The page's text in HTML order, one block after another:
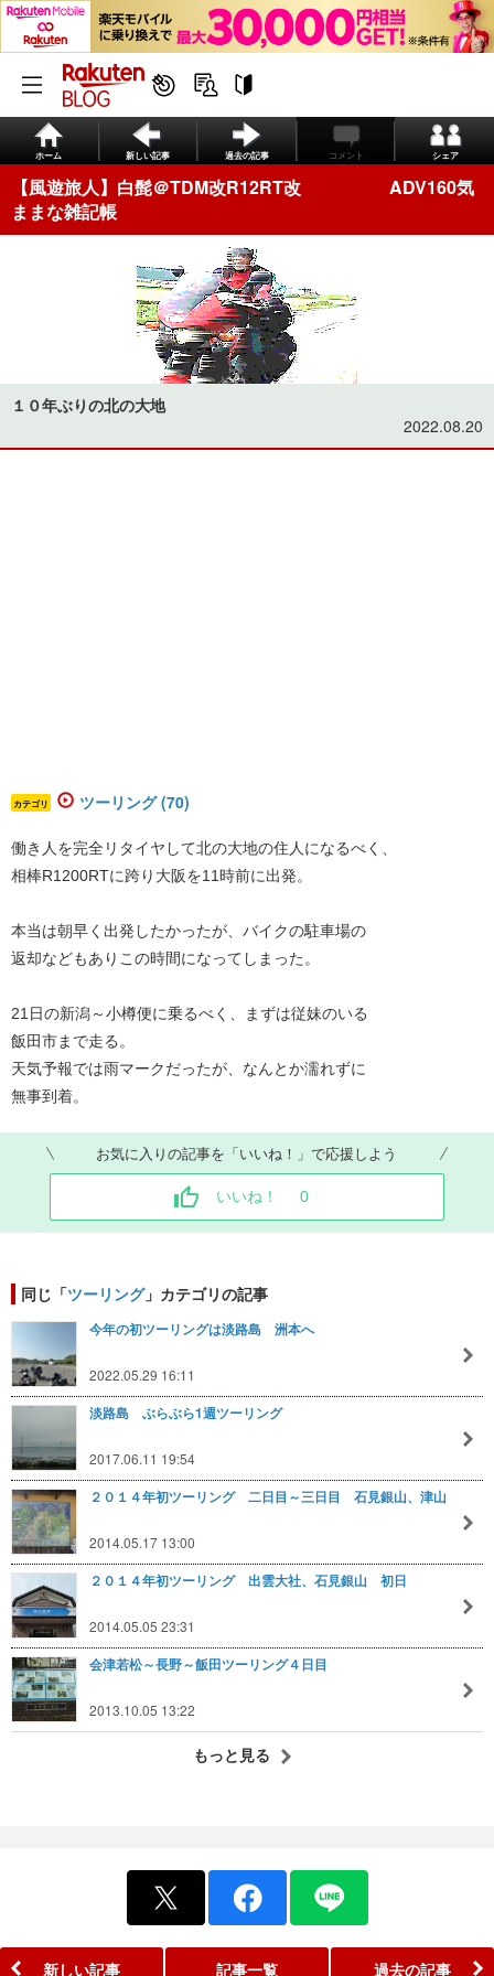
ホーム 新しい記事 過去の記事 コメント シェア
【風遊旅人】白髭＠TDM改R12RT改 ADV160気
ままな雑記帳
１０年ぶりの北の大地
2022.08.20
カテゴリ ツーリング (70)
働き人を完全リタイヤして北の大地の住人になるべく、
相棒R1200RTに跨り大阪を11時前に出発。
本当は朝早く出発したかったが、バイクの駐車場の
返却などもありこの時間になってしまった。
21日の新潟～小樽便に乗るべく、まずは従妹のいる
飯田市まで走る。
天気予報では雨マークだったが、なんとか濡れずに
無事到着。
お気に入りの記事を「いいね！」で応援しよう
いいね！ 0
同じ「ツーリング」カテゴリの記事
今年の初ツーリングは淡路島 洲本へ
2022.05.29 16:11
淡路島 ぶらぶら1週ツーリング
2017.06.11 19:54
２０１４年初ツーリング 二日目～三日目 石見銀山、津山
2014.05.17 13:00
２０１４年初ツーリング 出雲大社、石見銀山 初日
2014.05.05 23:31
会津若松～長野～飯田ツーリング４日目
2013.10.05 13:22
もっと見る
新しい記事 記事一覧 過去の記事